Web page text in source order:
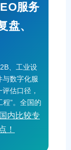
服务
盘、
、工业设
与数字化服
评估口径，
程”。全国的
内比较专
！